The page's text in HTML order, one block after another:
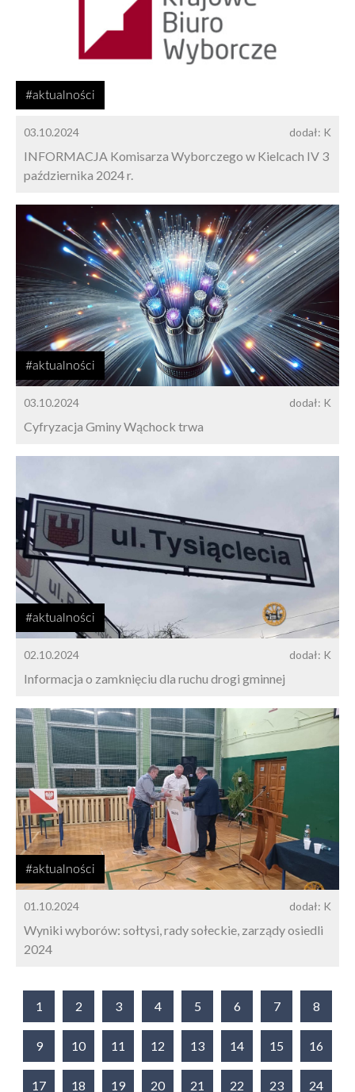
#aktualności
03.10.2024 dodał: K
INFORMACJA Komisarza Wyborczego w Kielcach IV 3
października 2024 r.
#aktualności
03.10.2024 dodał: K
Cyfryzacja Gminy Wąchock trwa
#aktualności
02.10.2024 dodał: K
Informacja o zamknięciu dla ruchu drogi gminnej
#aktualności
01.10.2024 dodał: K
Wyniki wyborów: sołtysi, rady sołeckie, zarządy osiedli
2024
1 2 3 4 5 6 7 8
9 10 11 12 13 14 15 16
17 18 19 20 21 22 23 24